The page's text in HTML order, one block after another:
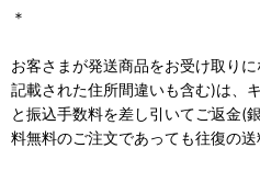
＊
お客さまが発送商品をお受け取り
記載された住所間違いも含む)は、
と振込手数料を差し引いてご返金
料無料のご注文であっても往復の